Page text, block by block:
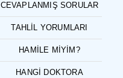
CEVAPLANMIŞ SORULAR
TAHLIL YORUMLARI
HAMILE MIYIM?
HANGI DOKTORA